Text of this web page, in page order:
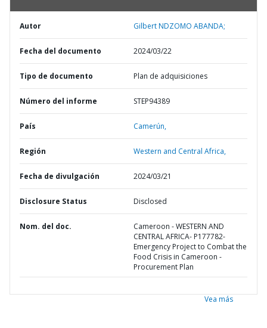
Autor Gilbert NDZOMO ABANDA;
Fecha del documento 2024/03/22
Tipo de documento Plan de adquisiciones
Número del informe STEP94389
País Camerún,
Región Western and Central Africa,
Fecha de divulgación 2024/03/21
Disclosure Status Disclosed
Nom. del doc.
Cameroon - WESTERN AND
CENTRAL AFRICA- P177782-
Emergency Project to Combat the
Food Crisis in Cameroon -
Procurement Plan
Vea más